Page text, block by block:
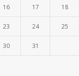
16 17 18
23 24 25
30 31